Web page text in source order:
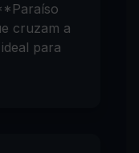
cruzam a
para